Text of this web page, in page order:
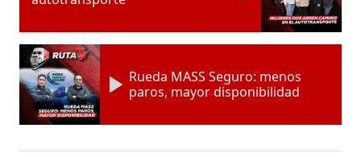
Rueda MASS Seguro: menos
paros, mayor disponibilidad